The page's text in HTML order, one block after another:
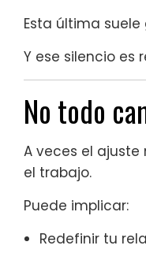
Esta última
Y ese silencio es
No todo
A veces el
el trabajo.
Puede implicar:
Redefinir tu